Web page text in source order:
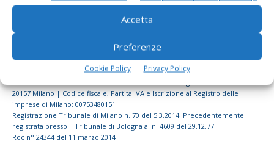
Accetta
Preferenze
Cookie Policy Privacy Policy
20157 Milano | Codice fiscale, Partita IVA e Iscrizione al Registro delle
imprese di Milano: 00753480151
Registrazione Tribunale di Milano n. 70 del 5.3.2014. Precedentemente
registrata presso il Tribunale di Bologna al n. 4609 del 29.12.77
Roc n° 24344 del 11 marzo 2014